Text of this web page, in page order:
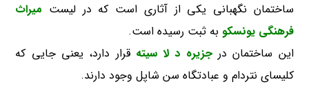
ساختمان نگهبانی یکی از آثاری است که در لیست میراث
فرهنگی یونسکو به ثبت رسیده است.
این ساختمان درجزیره د لا سیته قرار دارد، یعنی جایی که
کلیسای نتردام و عبادتگاه سن شاپل وجود دارند.